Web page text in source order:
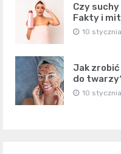
Czy
Fakty i
10
Jak
do
10